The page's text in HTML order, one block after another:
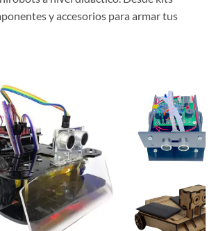
y accesorios para armar tus